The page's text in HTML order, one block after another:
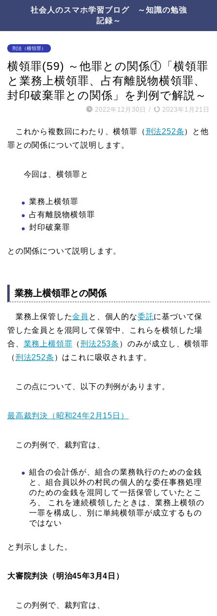
社会人のスマホ学習ブログ ～知識の勉強
記録～
刑法（横領罪）
横領罪(59) ～他罪との関係①「横領罪
と業務上横領罪、占有離脱物横領罪、
封印破棄罪との関係」を判例で解説～
2022年12月30日 / 2023年1月21日
これから複数回にわたり、横領罪（刑法252条）と他
罪との関係について説明します。
今回は、横領罪と
業務上横領罪
占有離脱物横領罪
封印破棄罪
との関係について説明します。
業務上横領罪との関係
業務上保管した金員 と、個人的な委託に基づいて保
管した金員とを混同して保管中、これらを横領した場
合、 業務上横領罪 （刑法253条 ）のみが成立し、横領罪
（刑法252条 ）はこれに吸収されます。
この点について、以下の判例があります。
最高裁判決（昭和24年2月15日）
この判例で、裁判官は、
組合の会計係が、組合の業務執行のための金銭
と、組合員以外の村民の個人的な委任事務処理
のための金銭を混同して一括保管していたとこ
ろ、 これを連続横領したときは、業務上横領の
一罪を構成し、別に単純横領罪が成立するもの
ではない
と判示しました。
大審院判決（明治45年3月4日）
この判例で、裁判官は、